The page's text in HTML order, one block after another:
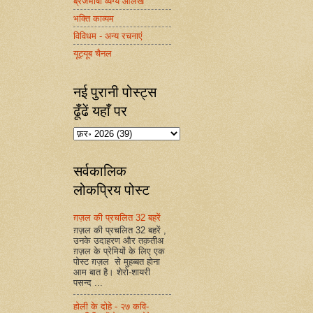
भक्ति काव्यम
विविधम - अन्य रचनाएं
यूट्यूब चैनल
नई पुरानी पोस्ट्स
ढूँढें यहाँ पर
सर्वकालिक
लोकप्रिय पोस्ट
ग़ज़ल की प्रचलित 32 बहरें
ग़ज़ल की प्रचलित 32 बहरें ,
उनके उदाहरण और तक़तीअ
ग़ज़ल के प्रेमियों के लिए एक
पोस्ट ग़ज़ल से मुहब्बत होना
आम बात है। शेरो-शायरी
पसन्द ...
होली के दोहे - २७ कवि-